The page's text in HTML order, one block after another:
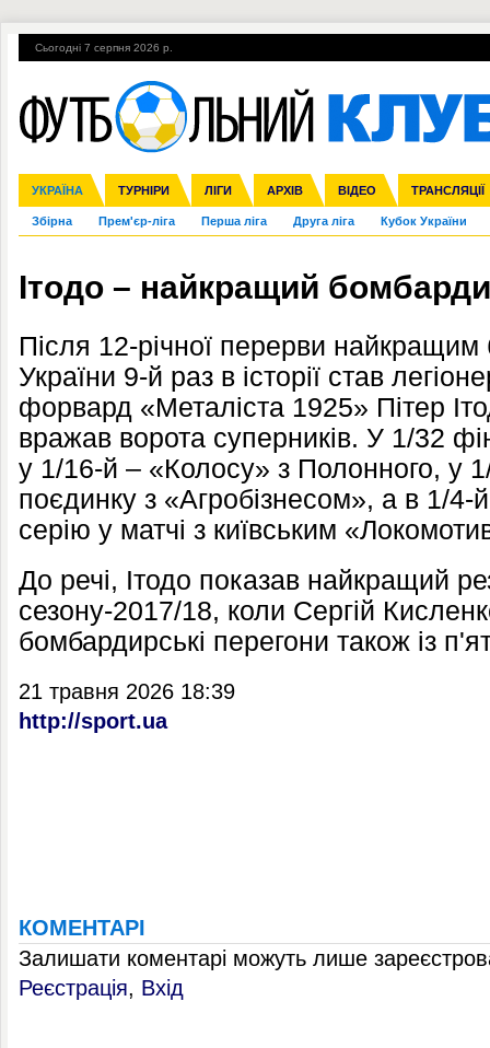
Сьогодні 7 серпня 2026 р.
УКРАЇНА ТУРНІРИ ЛІГИ АРХІВ ВІДЕО ТРАНСЛЯЦІЇ
Збірна Прем'єр-ліга Перша ліга Друга ліга Кубок України
Ліга чемпіонів Ліга Європи Міжнародні Ліга націй Ліга
Англія Іспанія Італія Німеччина Франція Інші
ЧС-2014 ЄВРО-2016 Росія Кубок конфедерацій ЧЄ-2015 (U-
Гарячі теми УПЛ, 1-й тур ВІЙНА УПЛ-ПЕРЕХОДИ
Ітодо – найкращий
Після 12-річної перерви
України 9-й раз в історії став
форвард «Металіста 1925» Пітер
вражав ворота суперників. У 1/32
у 1/16-й – «Колосу» з Полонного, у
поєдинку з «Агробізнесом», а в 1/
серію у матчі з київським
До речі, Ітодо показав найкращий
сезону-2017/18, коли Сергій
бомбардирські перегони також із
21 травня 2026 18:39
http://sport.ua
КОМЕНТАРІ
Залишати коментарі можуть лише
Реєстрація, Вхід